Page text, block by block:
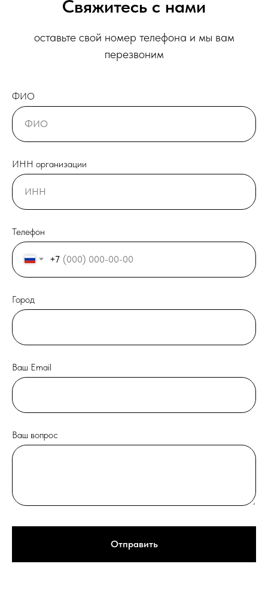
Свяжитесь с нами
оставьте свой номер телефона и мы вам
перезвоним
ФИО
ИНН организации
Телефон
+7
Город
Ваш Email
Ваш вопрос
Отправить